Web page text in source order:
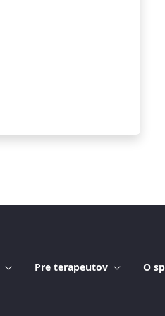
Pre terapeutov O